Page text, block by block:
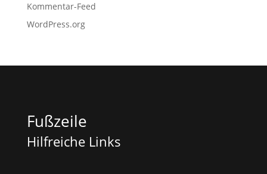
Kommentar-Feed
WordPress.org
Fußzeile
Hilfreiche Links